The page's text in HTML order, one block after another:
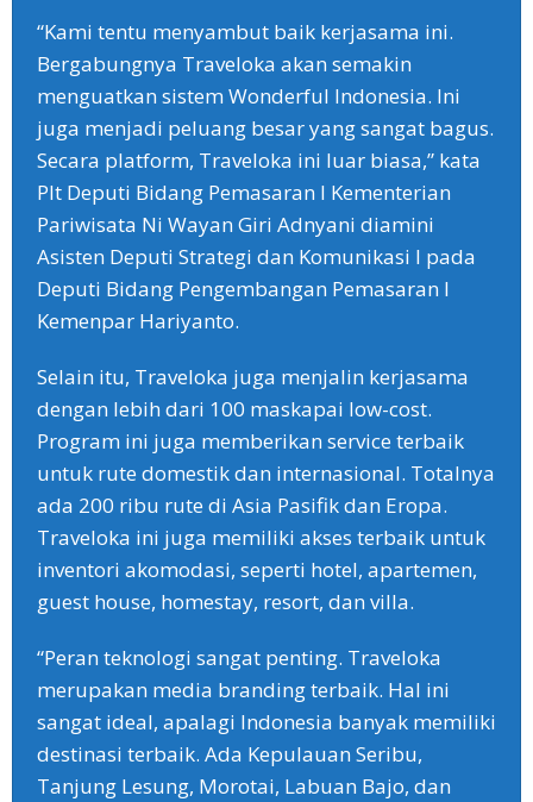
“Kami tentu menyambut baik kerjasama ini.
Bergabungnya Traveloka akan semakin
menguatkan sistem Wonderful Indonesia. Ini
juga menjadi peluang besar yang sangat bagus.
Secara platform, Traveloka ini luar biasa,” kata
Plt Deputi Bidang Pemasaran I Kementerian
Pariwisata Ni Wayan Giri Adnyani diamini
Asisten Deputi Strategi dan Komunikasi I pada
Deputi Bidang Pengembangan Pemasaran I
Kemenpar Hariyanto.
Selain itu, Traveloka juga menjalin kerjasama
dengan lebih dari 100 maskapai low-cost.
Program ini juga memberikan service terbaik
untuk rute domestik dan internasional. Totalnya
ada 200 ribu rute di Asia Pasifik dan Eropa.
Traveloka ini juga memiliki akses terbaik untuk
inventori akomodasi, seperti hotel, apartemen,
guest house, homestay, resort, dan villa.
“Peran teknologi sangat penting. Traveloka
merupakan media branding terbaik. Hal ini
sangat ideal, apalagi Indonesia banyak memiliki
destinasi terbaik. Ada Kepulauan Seribu,
Tanjung Lesung, Morotai, Labuan Bajo, dan